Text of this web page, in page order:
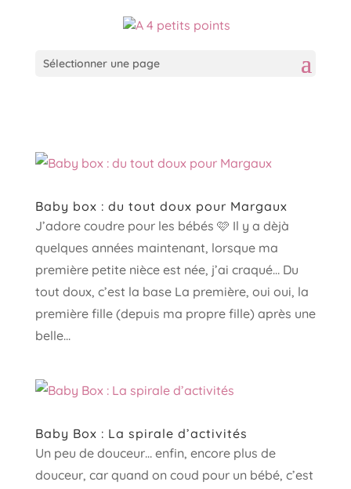
Sélectionner une page
Baby box : du tout doux pour Margaux
J’adore coudre pour les bébés 🩷 Il y a dèjà
quelques années maintenant, lorsque ma
première petite nièce est née, j’ai craqué… Du
tout doux, c’est la base La première, oui oui, la
première fille (depuis ma propre fille) après une
belle...
Baby Box : La spirale d’activités
Un peu de douceur… enfin, encore plus de
douceur, car quand on coud pour un bébé, c’est